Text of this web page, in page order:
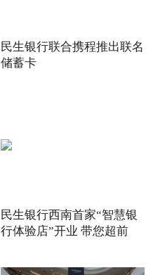
民生银行联合携程推出联名
储蓄卡
民生银行西南首家“智慧银
行体验店”开业 带您超前